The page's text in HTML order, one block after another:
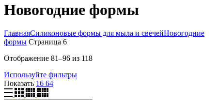
Новогодние формы
ГлавнаяСиликоновые формы для мыла и свечейНовогодние
формы Страница 6
Отображение 81–96 из 118
Используйте фильтры
Показать 16 64